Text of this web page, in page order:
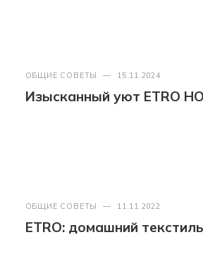
ОБЩИЕ СОВЕТЫ — 15.11.2024
Изысканный уют ETRO
ОБЩИЕ СОВЕТЫ — 11.11.2022
ETRO: домашний